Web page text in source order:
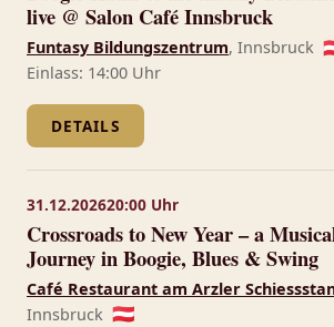
live @ Salon Café Innsbruck
Funtasy Bildungszentrum, Innsbruck
Einlass: 14:00 Uhr
DETAILS
31.12.202620:00 Uhr
Crossroads to New Year – a
Journey in Boogie, Blues & Swing
Café Restaurant am Arzler
Innsbruck 🇦🇹